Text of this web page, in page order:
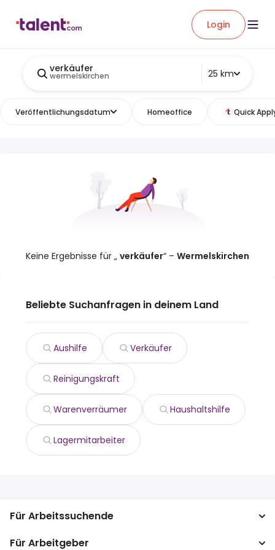
Login
verkäufer
wermelskirchen 25 km
Veröffentlichungsdatum Homeoffice Quick
Keine Ergebnisse für „ verkäufer“ – Wermelskirchen
Beliebte Suchanfragen in deinem Land
Aushilfe Verkäufer
Reinigungskraft
Warenverräumer Haushaltshilfe
Lagermitarbeiter
Für Arbeitssuchende
Jobs suchen
Für Arbeitgeber